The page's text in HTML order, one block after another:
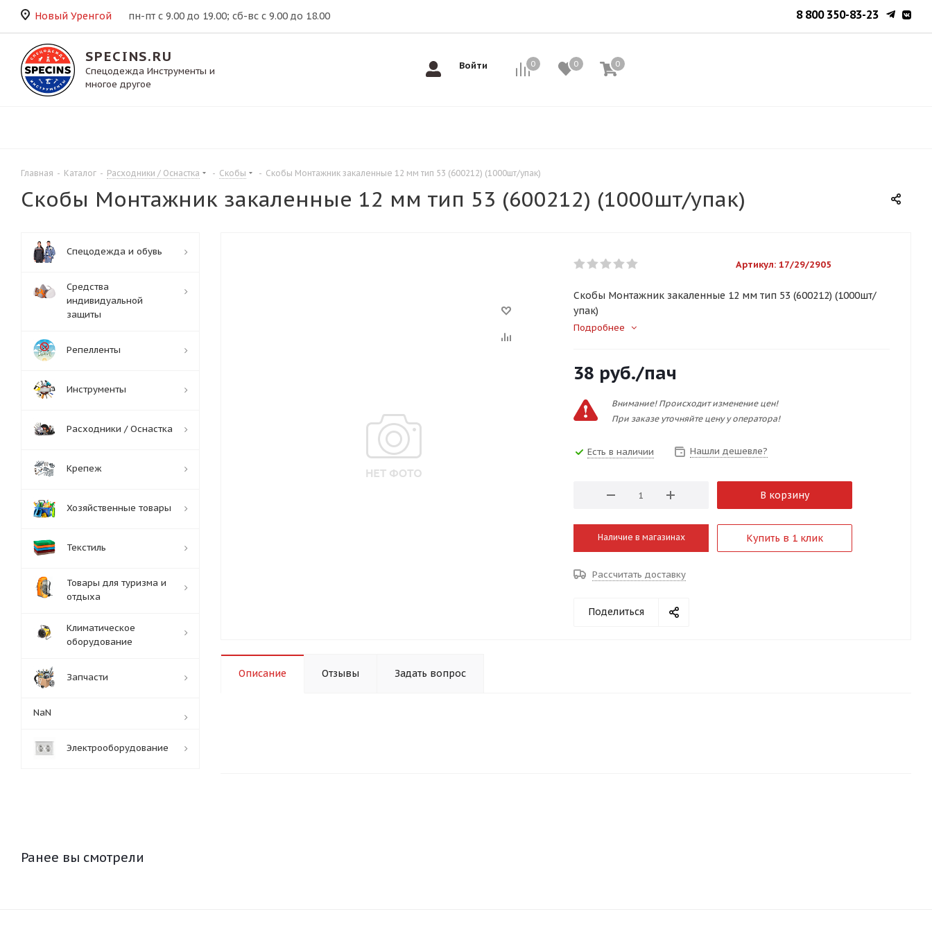
Новый Уренгой пн-пт с 9.00 до 19.00; сб-вс с 9.00 до 18.00 8 800 350-83-23
SPECINS.RU
Спецодежда Инструменты и
многое другое
Войти 0 0 0
0
Главная - Каталог - Расходники / Оснастка - Скобы - Скобы Mонтажник закаленные 12 мм тип 53 (600212) (1000шт/упак)
Скобы Mонтажник закаленные 12 мм тип 53 (600212) (1000шт/упак)
Артикул: 17/29/2905
Скобы Mонтажник закаленные 12 мм тип 53 (600212) (1000шт/
упак)
Подробнее
38 руб./пач
Внимание! Происходит изменение цен!
При заказе уточняйте цену у оператора!
Есть в наличии Нашли дешевле?
В корзину
Наличие в магазинах Купить в 1 клик
Рассчитать доставку
Поделиться
Описание Отзывы Задать вопрос
Спецодежда и обувь
Средства
индивидуальной
защиты
Репелленты
Инструменты
Расходники / Оснастка
Крепеж
Хозяйственные товары
Текстиль
Товары для туризма и
отдыха
Климатическое
оборудование
Запчасти
NaN
Электрооборудование
Ранее вы смотрели